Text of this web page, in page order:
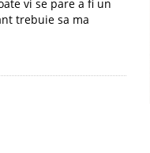
vi se pare a fi un
trebuie sa ma